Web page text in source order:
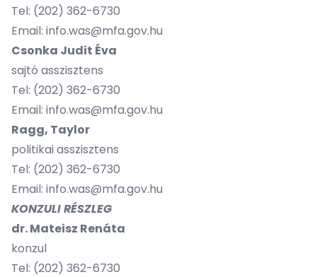
Tel: (202) 362-6730
Email: info.was@mfa.gov.hu
Csonka Judit Éva
sajtó asszisztens
Tel: (202) 362-6730
Email: info.was@mfa.gov.hu
Ragg, Taylor
politikai asszisztens
Tel: (202) 362-6730
Email: info.was@mfa.gov.hu
KONZULI RÉSZLEG
dr. Mateisz Renáta
konzul
Tel: (202) 362-6730